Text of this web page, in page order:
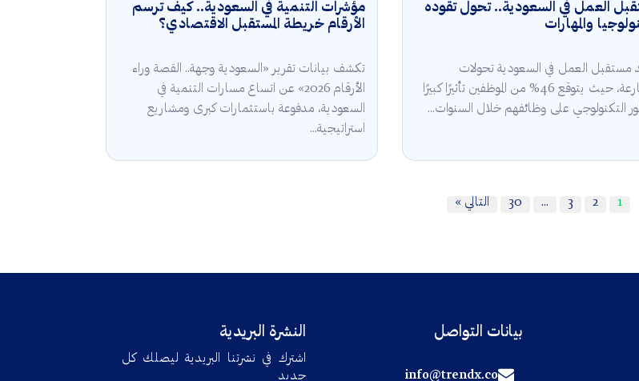
العمل في السعودية.. تحول تقوده
والمهارات
مستقبل العمل في السعودية تحولات
متسارعة، حيث يتوقع 46% من الموظفين تأثيرًا كبيرًا
التكنولوجي على وظائفهم خلال السنوات...
مؤشرات التنمية في السعودية.. كيف ترسم
الأرقام خريطة المستقبل الاقتصادي؟
تكشف بيانات تقرير «السعودية وجهة.. القصة وراء
الأرقام 2026» عن اتساع مسارات التنمية في
السعودية، مدفوعة باستثمارات كبرى ومشاريع
استراتيجية...
1
2
3
…
30 التالي »
بيانات التواصل
info@trendx.co
النشرة البريدية
اشترك في نشرتنا البريدية ليصلك كل
جديد